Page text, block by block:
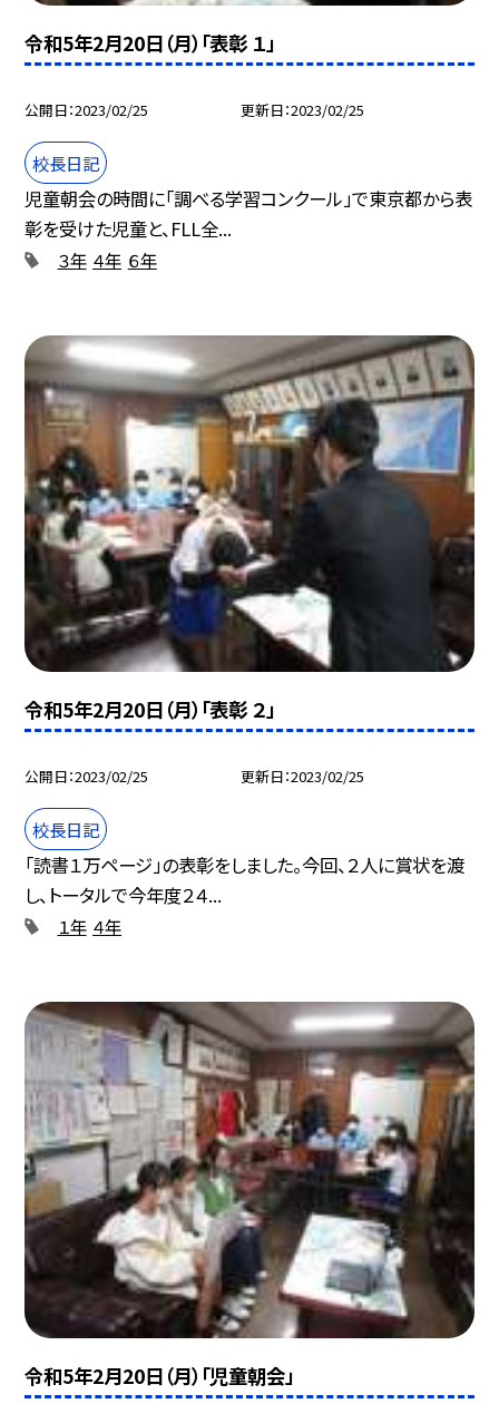
令和5年2月20日（月）「表彰 １」
公開日 2023/02/25 更新日 2023/02/25
校長日記
児童朝会の時間に「調べる学習コンクール」で東京都から表
彰を受けた児童と、FLL全...
３年 ４年 ６年
令和5年2月20日（月）「表彰 ２」
公開日 2023/02/25 更新日 2023/02/25
校長日記
「読書１万ページ」の表彰をしました。今回、２人に賞状を渡
し、トータルで今年度２４...
１年 ４年
令和5年2月20日（月）「児童朝会」